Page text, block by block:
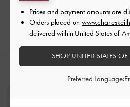
สีดำ
฿2,190.00
฿
สไตล์ลุคด้วย
Prices and payment amounts are
Orders placed on
delivered within United States of
SHOP UNITED STATES
Preferred Language: